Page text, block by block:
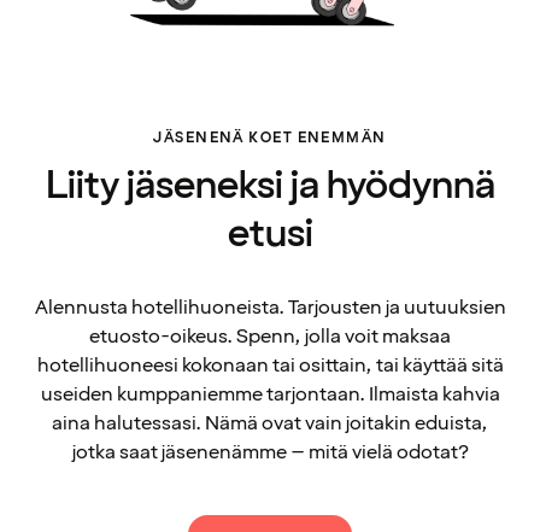
JÄSENENÄ KOET ENEMMÄN
Liity jäseneksi ja hyödynnä
etusi
Alennusta hotellihuoneista. Tarjousten ja uutuuksien
etuosto-oikeus. Spenn, jolla voit maksaa
hotellihuoneesi kokonaan tai osittain, tai käyttää sitä
useiden kumppaniemme tarjontaan. Ilmaista kahvia
aina halutessasi. Nämä ovat vain joitakin eduista,
jotka saat jäsenenämme – mitä vielä odotat?